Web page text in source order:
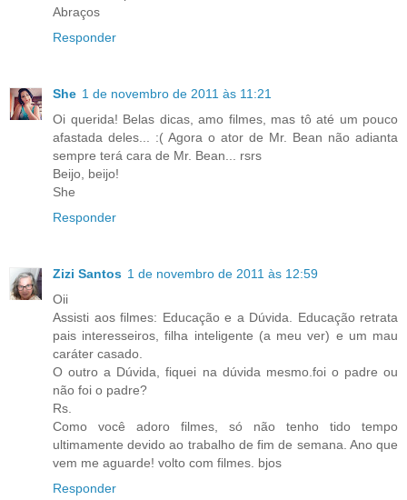
Abraços
Responder
She 1 de novembro de 2011 às 11:21
Oi querida! Belas dicas, amo filmes, mas tô até um pouco
afastada deles... :( Agora o ator de Mr. Bean não adianta
sempre terá cara de Mr. Bean... rsrs
Beijo, beijo!
She
Responder
Zizi Santos 1 de novembro de 2011 às 12:59
Oii
Assisti aos filmes: Educação e a Dúvida. Educação retrata
pais interesseiros, filha inteligente (a meu ver) e um mau
caráter casado.
O outro a Dúvida, fiquei na dúvida mesmo.foi o padre ou
não foi o padre?
Rs.
Como você adoro filmes, só não tenho tido tempo
ultimamente devido ao trabalho de fim de semana. Ano que
vem me aguarde! volto com filmes. bjos
Responder